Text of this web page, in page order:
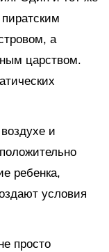
а
царством.
и
ребенка,
условия
просто